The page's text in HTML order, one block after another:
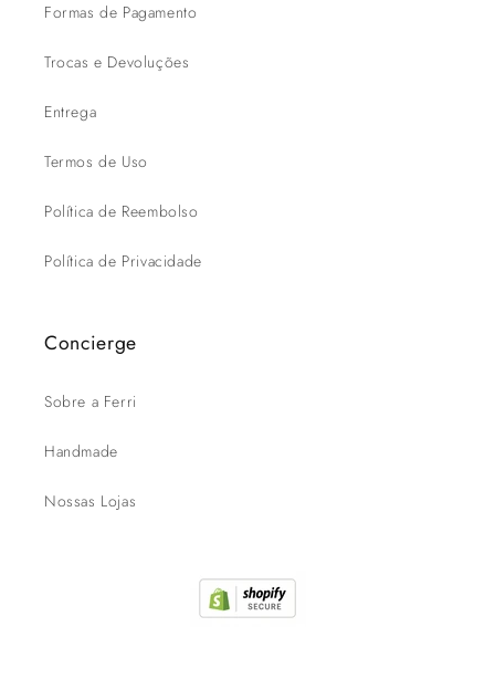
Formas de Pagamento
Trocas e Devoluções
Entrega
Termos de Uso
Política de Reembolso
Política de Privacidade
Concierge
Sobre a Ferri
Handmade
Nossas Lojas